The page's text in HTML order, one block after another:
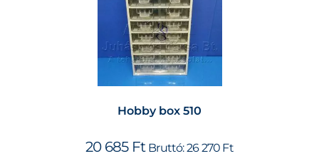
Hobby box 510
20 685 Ft Bruttó:26 270 Ft